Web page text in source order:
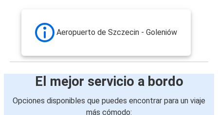
Aeropuerto de Szczecin - Goleniów
El mejor servicio a bordo
Opciones disponibles que puedes encontrar para un viaje
más cómodo: